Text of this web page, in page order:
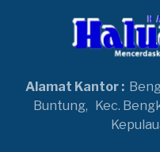
Alamat Kantor :
Buntung,
Kec.